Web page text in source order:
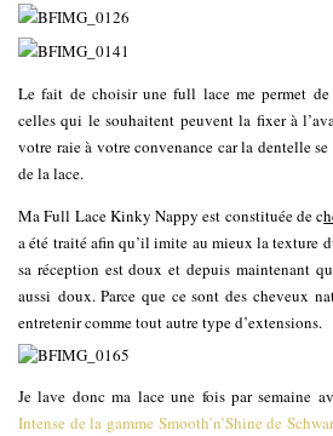
Le fait de choisir une full lace me permet
celles qui le souhaitent peuvent la fixer à
votre raie à votre convenance car la dentelle
de la lace.
Ma Full Lace Kinky Nappy est constituée de c
a été traité afin qu’il imite au mieux la texture
sa réception est doux et depuis maintenant
aussi doux. Parce que ce sont des cheveux
entretenir comme tout autre type d’extensions.
Je lave donc ma lace une fois par semaine
Intense de la gamme Smooth’n’Shine de